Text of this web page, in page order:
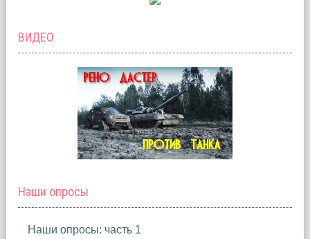
ВИДЕО
Наши опросы
Наши опросы: часть 1